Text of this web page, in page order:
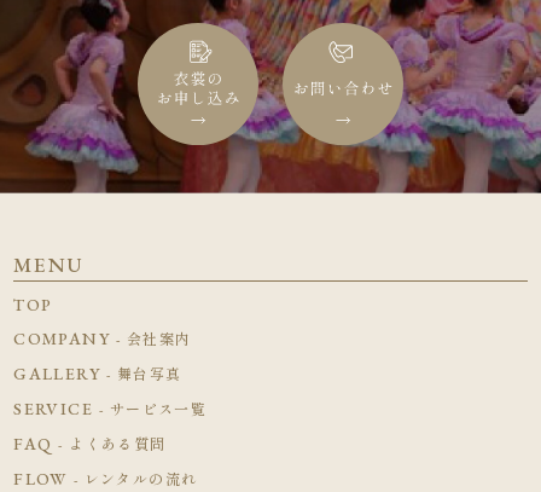
MENU
TOP
COMPANY - 会社案内
GALLERY - 舞台写真
SERVICE - サービス一覧
FAQ - よくある質問
FLOW - レンタルの流れ